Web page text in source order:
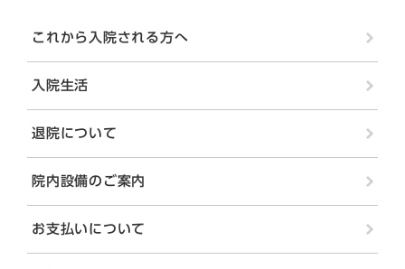
これから入院される方へ
入院生活
退院について
院内設備のご案内
お支払いについて